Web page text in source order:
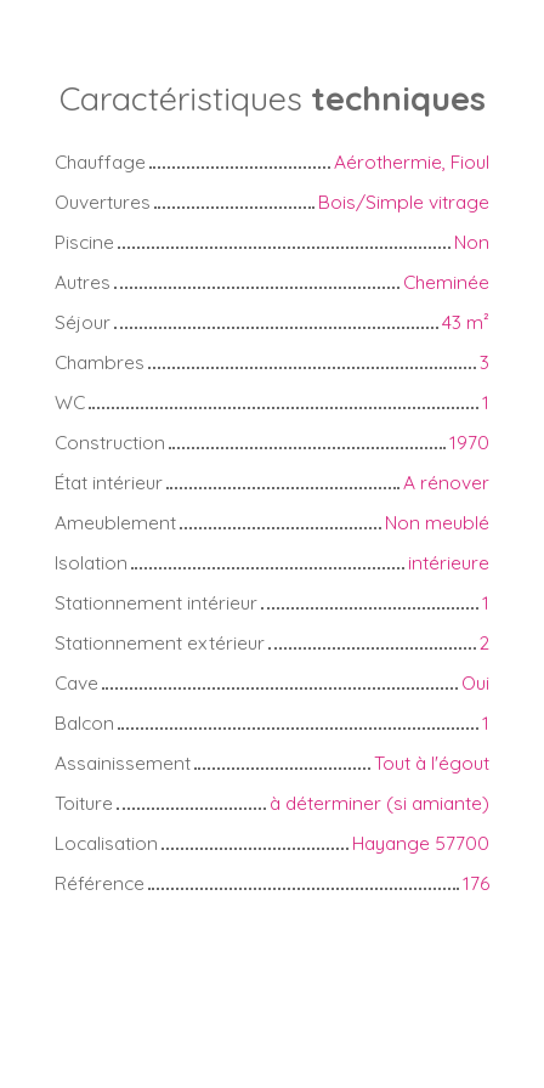
Caractéristiques techniques
Chauffage
Aérothermie, Fioul
Ouvertures
Bois/Simple vitrage
Piscine
Non
Autres
Cheminée
Séjour
43 m²
Chambres
3
WC
1
Construction
1970
État intérieur
A rénover
Ameublement
Non meublé
Isolation
intérieure
Stationnement intérieur
1
Stationnement extérieur
2
Cave
Oui
Balcon
1
Assainissement
Tout à l'égout
Toiture
à déterminer (si amiante)
Localisation
Hayange 57700
Référence
176